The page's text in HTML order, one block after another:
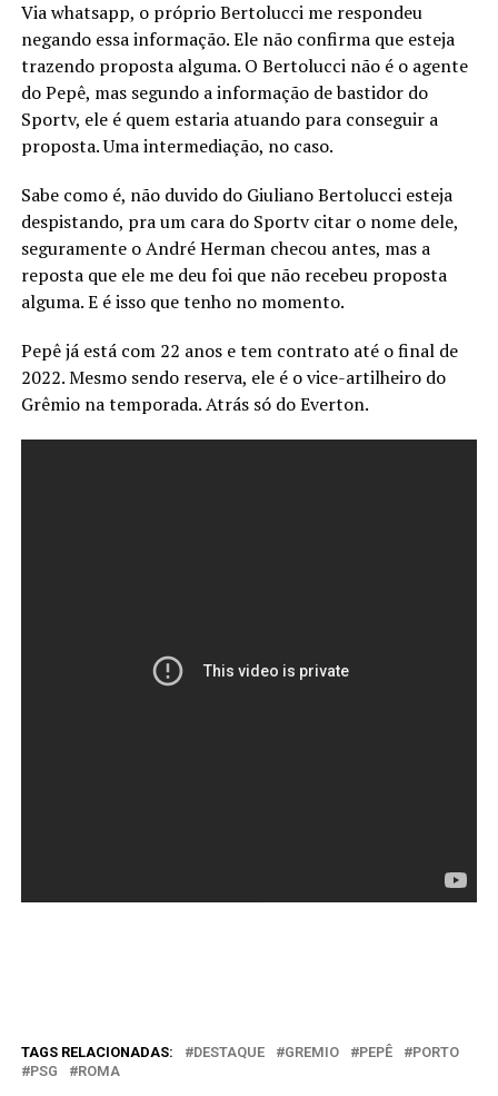
Via whatsapp, o próprio Bertolucci me respondeu
negando essa informação. Ele não confirma que esteja
trazendo proposta alguma. O Bertolucci não é o agente
do Pepê, mas segundo a informação de bastidor do
Sportv, ele é quem estaria atuando para conseguir a
proposta. Uma intermediação, no caso.
Sabe como é, não duvido do Giuliano Bertolucci esteja
despistando, pra um cara do Sportv citar o nome dele,
seguramente o André Herman checou antes, mas a
reposta que ele me deu foi que não recebeu proposta
alguma. E é isso que tenho no momento.
Pepê já está com 22 anos e tem contrato até o final de
2022. Mesmo sendo reserva, ele é o vice-artilheiro do
Grêmio na temporada. Atrás só do Everton.
TAGS RELACIONADAS: DESTAQUE GREMIO PEPÊ
PORTO
PSG
ROMA